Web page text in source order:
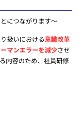
につながります～
扱いにおける意識改革
マンエラーを減少させ
内容のため、社員研修